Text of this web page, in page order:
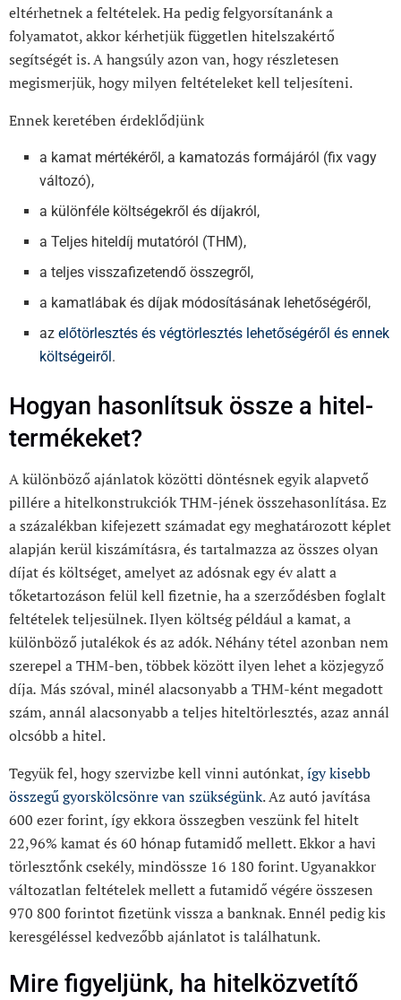
eltérhetnek a feltételek. Ha pedig felgyorsítanánk a
folyamatot, akkor kérhetjük független hitelszakértő
segítségét is. A hangsúly azon van, hogy részletesen
megismerjük, hogy milyen feltételeket kell teljesíteni.
Ennek keretében érdeklődjünk
a kamat mértékéről, a kamatozás formájáról (fix vagy
változó),
a különféle költségekről és díjakról,
a Teljes hiteldíj mutatóról (THM),
a teljes visszafizetendő összegről,
a kamatlábak és díjak módosításának lehetőségéről,
az előtörlesztés és végtörlesztés lehetőségéről és ennek
költségeiről.
Hogyan hasonlítsuk össze a hitel-
termékeket?
A különböző ajánlatok közötti döntésnek egyik alapvető
pillére a hitelkonstrukciók THM-jének összehasonlítása. Ez
a százalékban kifejezett számadat egy meghatározott képlet
alapján kerül kiszámításra, és tartalmazza az összes olyan
díjat és költséget, amelyet az adósnak egy év alatt a
tőketartozáson felül kell fizetnie, ha a szerződésben foglalt
feltételek teljesülnek. Ilyen költségpéldául a kamat, a
különböző jutalékok és az adók. Néhány tétel azonban nem
szerepel a THM-ben, többek között ilyen lehet a közjegyző
díja. Más szóval, minél alacsonyabb a THM-ként megadott
szám, annál alacsonyabb a teljes hiteltörlesztés, azaz annál
olcsóbb a hitel.
Tegyük fel, hogy szervizbe kell vinni autónkat,így kisebb
összegű gyorskölcsönre van szükségünk. Az autó javítása
600 ezer forint, így ekkora összegben veszünk fel hitelt
22,96% kamat és 60 hónap futamidő mellett. Ekkor a havi
törlesztőnk csekély, mindössze 16 180 forint. Ugyanakkor
változatlan feltételek mellett a futamidő végére összesen
970 800 forintot fizetünk vissza a banknak. Ennél pedig kis
keresgéléssel kedvezőbb ajánlatot is találhatunk.
Mire figyeljünk, ha hitelközvetítő